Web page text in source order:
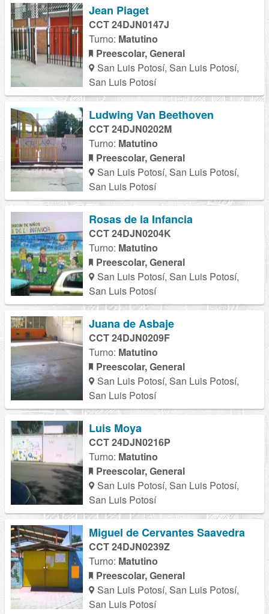
Jean Piaget
CCT 24DJN0147J
Turno: Matutino
Preescolar, General
San Luis Potosí, San Luis Potosí,
San Luis Potosí
Ludwing Van Beethoven
CCT 24DJN0202M
Turno: Matutino
Preescolar, General
San Luis Potosí, San Luis Potosí,
San Luis Potosí
Rosas de la Infancia
CCT 24DJN0204K
Turno: Matutino
Preescolar, General
San Luis Potosí, San Luis Potosí,
San Luis Potosí
Juana de Asbaje
CCT 24DJN0209F
Turno: Matutino
Preescolar, General
San Luis Potosí, San Luis Potosí,
San Luis Potosí
Luis Moya
CCT 24DJN0216P
Turno: Matutino
Preescolar, General
San Luis Potosí, San Luis Potosí,
San Luis Potosí
Miguel de Cervantes Saavedra
CCT 24DJN0239Z
Turno: Matutino
Preescolar, General
San Luis Potosí, San Luis Potosí,
San Luis Potosí